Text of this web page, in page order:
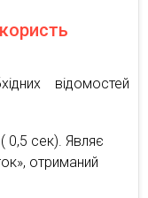
відомостей
0,5 сек). Являє
отриманий